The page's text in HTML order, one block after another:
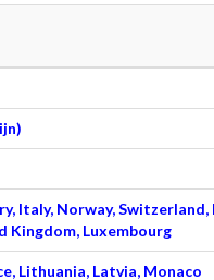
Italy, Norway, Switzerland,
Kingdom, Luxembourg
Lithuania, Latvia, Monaco